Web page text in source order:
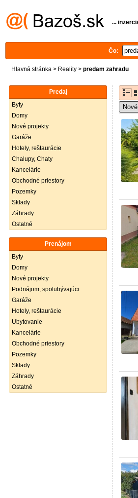
...
Čo:
Hlavná stránka > Reality > predam zahradu
Predaj
Byty
Domy
Nové projekty
Garáže
Hotely, reštaurácie
Chalupy, Chaty
Kancelárie
Obchodné priestory
Pozemky
Sklady
Záhrady
Ostatné
Prenájom
Byty
Domy
Nové projekty
Podnájom, spolubývajúci
Garáže
Hotely, reštaurácie
Ubytovanie
Kancelárie
Obchodné priestory
Pozemky
Sklady
Záhrady
Ostatné